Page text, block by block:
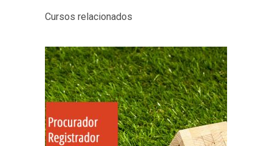
Cursos relacionados